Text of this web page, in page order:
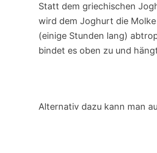
Statt dem griechischen
wird dem Joghurt die
(einige Stunden lang)
bindet es oben zu und
Alternativ dazu kann man